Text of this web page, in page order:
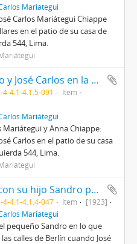
Mariátegui
Carlos Mariátegui Chiappe
en el patio de su casa de
544, Lima.
Sandro, Sigfrido y José Carlos en la casa de Washington Izquierda
4-4.1-4.1.5-091
Item
Mariátegui
Mariátegui y Anna Chiappe:
Carlos en el patio de su casa
544, Lima.
Anna Chiappe con su hijo Sandro posiblemente en Berlín
4-4.1-4.1.4-047 Item
[1923]
Mariátegui
pequeño Sandro en lo que
calles de Berlín cuando José